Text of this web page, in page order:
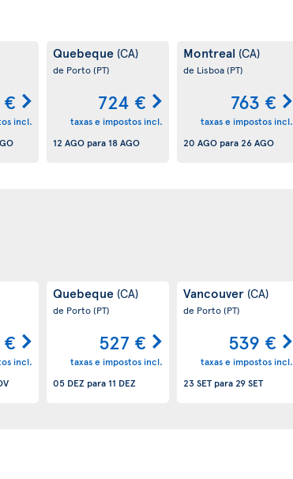
€
incl.
Quebeque (CA)
de Porto(PT)
724 €
taxas e impostos incl.
12 AGOpara 18 AGO
Montreal (CA)
de Lisboa(PT)
763 €
taxas e impostos incl.
20 AGOpara26 AGO
incl.
Quebeque (CA)
de Porto(PT)
527 €
taxas e impostos incl.
05 DEZpara11 DEZ
Vancouver (CA)
de Porto(PT)
539 €
taxas e impostos incl.
23 SETpara29 SET